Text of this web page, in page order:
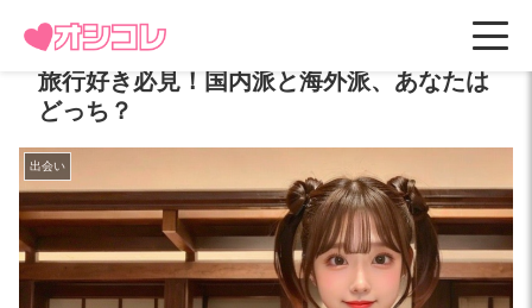
旅行好き必見！国内派と海外派、あなたは
どっち？
出会い